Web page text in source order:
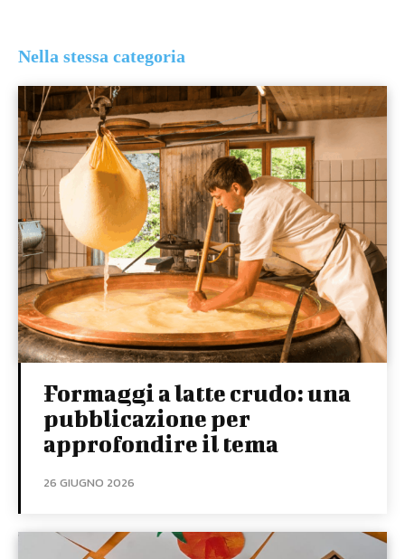
Nella stessa categoria
Formaggi a latte crudo: una
pubblicazione per
approfondire il tema
26 GIUGNO 2026